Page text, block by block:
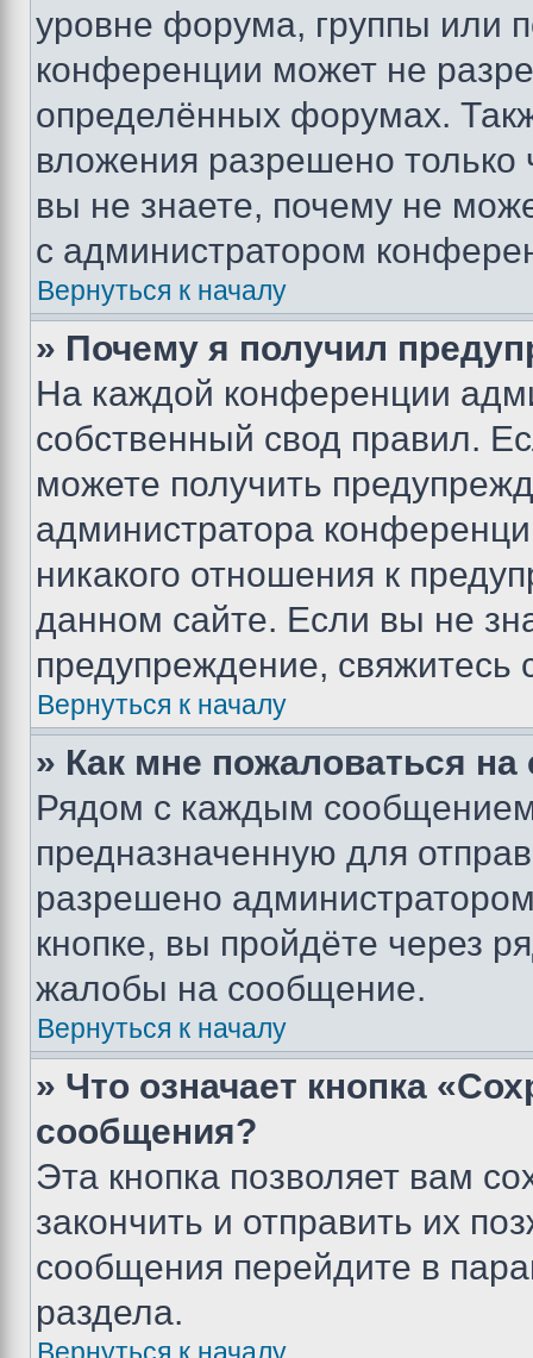
уровне форума, группы или
конференции может не
определённых форумах.
вложения разрешено
вы не знаете, почему не
с администратором
Вернуться к началу
» Почему я получил
На каждой конференции
собственный свод правил.
можете получить
администратора
никакого отношения к
данном сайте. Если вы не
предупреждение,
Вернуться к началу
» Как мне пожаловаться
Рядом с каждым сообщением
предназначенную для
разрешено
кнопке, вы пройдёте через
жалобы на сообщение.
Вернуться к началу
» Что означает кнопка
сообщения?
Эта кнопка позволяет вам
закончить и отправить их
сообщения перейдите в
раздела.